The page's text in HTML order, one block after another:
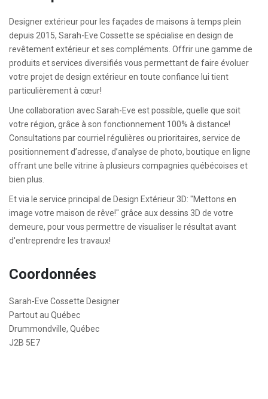
Designer extérieur pour les façades de maisons à temps plein
depuis 2015, Sarah-Eve Cossette se spécialise en design de
revêtement extérieur et ses compléments. Offrir une gamme de
produits et services diversifiés vous permettant de faire évoluer
votre projet de design extérieur en toute confiance lui tient
particulièrement à cœur!
Une collaboration avec Sarah-Eve est possible, quelle que soit
votre région, grâce à son fonctionnement 100% à distance!
Consultations par courriel régulières ou prioritaires, service de
positionnement d’adresse, d’analyse de photo, boutique en ligne
offrant une belle vitrine à plusieurs compagnies québécoises et
bien plus.
Et via le service principal de Design Extérieur 3D: "Mettons en
image votre maison de rêve!" grâce aux dessins 3D de votre
demeure, pour vous permettre de visualiser le résultat avant
d'entreprendre les travaux!
Coordonnées
Sarah-Eve Cossette Designer
Partout au Québec
Drummondville, Québec
J2B 5E7